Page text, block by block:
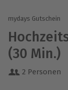
mydays Gutschein
(30 Min.)
2 Personen